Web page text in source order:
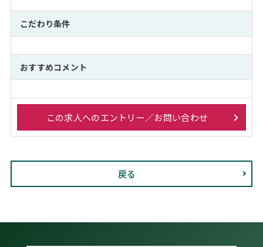
こだわり条件
おすすめコメント
この求人へのエントリー／お問い合わせ
戻る